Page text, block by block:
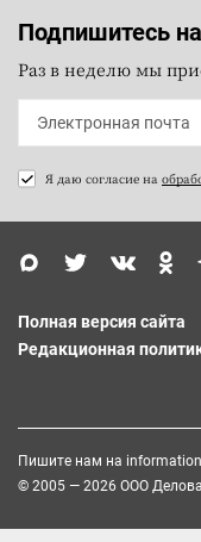
Подпишитесь
Раз в неделю мы
Я даю согласие на
Полная версия сайта
Редакционная
Пишите нам на
© 2005 — 2026 ООО